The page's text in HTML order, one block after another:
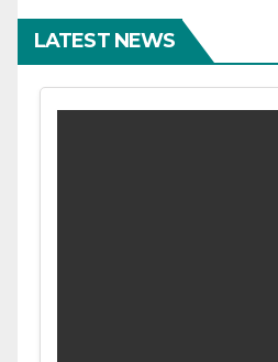
LATEST NEWS